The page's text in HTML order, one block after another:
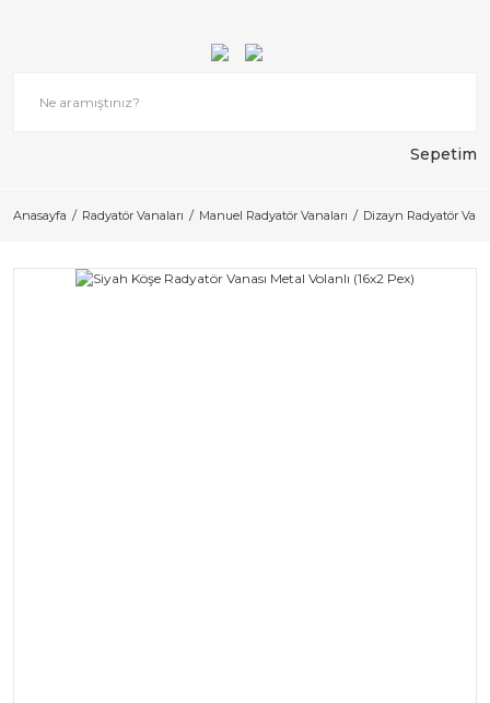
Sepetim
Anasayfa Radyatör Vanaları Manuel Radyatör Vanaları Dizayn Radyatör